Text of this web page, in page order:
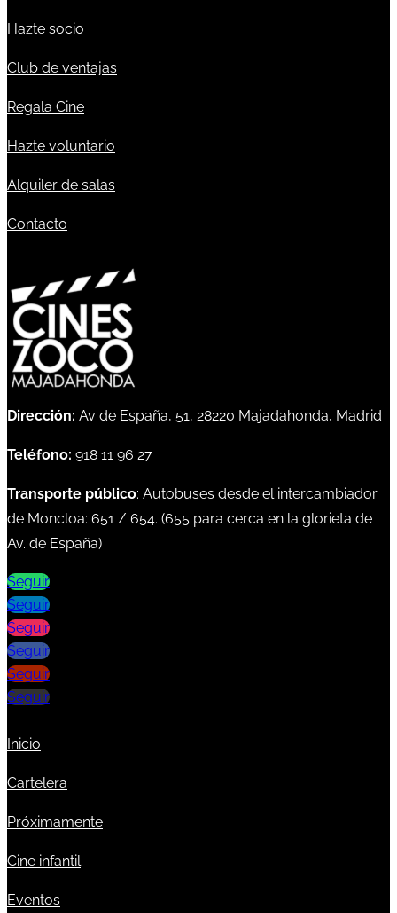
Hazte socio
Club de ventajas
Regala Cine
Hazte voluntario
Alquiler de salas
Contacto
Dirección: Av de España, 51, 28220 Majadahonda, Madrid
Teléfono: 918 11 96 27
Transporte público: Autobuses desde el intercambiador
de Moncloa: 651 / 654. (655 para cerca en la glorieta de
Av. de España)
Seguir
Seguir
Seguir
Seguir
Seguir
Seguir
Inicio
Cartelera
Próximamente
Cine infantil
Eventos